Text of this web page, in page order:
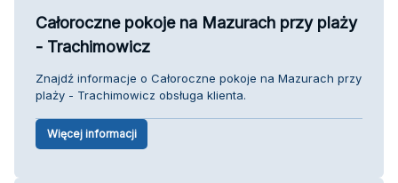
Całoroczne pokoje na Mazurach przy plaży
- Trachimowicz
Znajdź informacje o Całoroczne pokoje na Mazurach przy
plaży - Trachimowicz obsługa klienta.
Więcej informacji